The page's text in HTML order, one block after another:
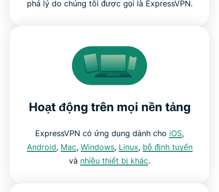
phá lý do chúng tôi được gọi là ExpressVPN.
Hoạt động trên mọi nền tảng
ExpressVPN có ứng dụng dành cho iOS,
Android, Mac, Windows, Linux, bộ định tuyến
và nhiều thiết bị khác.